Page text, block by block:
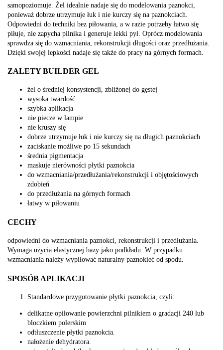
samopoziomuje. Żel idealnie nadaje się do modelowania paznokci,
ponieważ dobrze utrzymuje łuk i nie kurczy się na paznokciach.
Odpowiedni do techniki bez piłowania, a w razie potrzeby łatwo się
piłuje, nie zapycha pilnika i generuje lekki pył. Oprócz modelowania
sprawdza się do wzmacniania, rekonstrukcji długości oraz przedłużania.
Dzięki swojej lepkości nadaje się także do pracy na górnych formach.
ZALETY BUILDER GEL
żel o średniej konsystencji, zbliżonej do gęstej
wysoka twardość
szybka aplikacja
nie piecze w lampie
nie kruszy się
dobrze utrzymuje łuk i nie kurczy się na długich paznokciach
zaciskanie możliwe po 15 sekundach
średnia pigmentacja
maskuje nierówności płytki paznokcia
do wzmacniania/przedłużania/rekonstrukcji i objętościowych
zdobień
do przedłużania na górnych formach
łatwy w piłowaniu
CECHY
odpowiedni do wzmacniania paznokci, rekonstrukcji i przedłużania.
Wymaga użycia elastycznej bazy jako podkładu. W przypadku
wzmacniania należy wypiłować naturalny paznokieć od spodu.
SPOSÓB APLIKACJI
Standardowe przygotowanie płytki paznokcia, czyli:
delikatne opiłowanie powierzchni pilnikiem o gradacji 240 lub
bloczkiem polerskim
odtłuszczenie płytki paznokcia.
nałożenie dehydratora.